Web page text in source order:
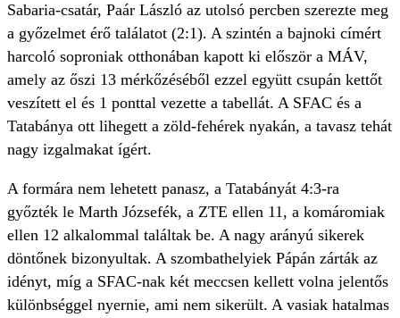
Sabaria-csatár, Paár László az utolsó percben szerezte meg
a győzelmet érő találatot (2:1). A szintén a bajnoki címért
harcoló soproniak otthonában kapott ki először a MÁV,
amely az őszi 13 mérkőzéséből ezzel együtt csupán kettőt
veszített el és 1 ponttal vezette a tabellát. A SFAC és a
Tatabánya ott lihegett a zöld-fehérek nyakán, a tavasz tehát
nagy izgalmakat ígért.
A formára nem lehetett panasz, a Tatabányát 4:3-ra
győzték le Marth Józsefék, a ZTE ellen 11, a komáromiak
ellen 12 alkalommal találtak be. A nagy arányú sikerek
döntőnek bizonyultak. A szombathelyiek Pápán zárták az
idényt, míg a SFAC-nak két meccsen kellett volna jelentős
különbséggel nyernie, ami nem sikerült. A vasiak hatalmas